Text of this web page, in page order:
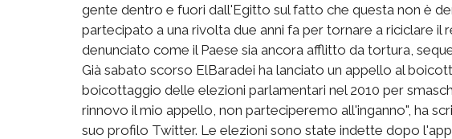
gente dentro e fuori dall'Egitto sul fatto che questa non è
partecipato a una rivolta due anni fa per tornare a riciclare il
denunciato come il Paese sia ancora afflitto da tortura,
Già sabato scorso ElBaradei ha lanciato un appello al
boicottaggio delle elezioni parlamentari nel 2010 per
rinnovo il mio appello, non parteciperemo all'inganno", ha
suo profilo Twitter. Le elezioni sono state indette dopo